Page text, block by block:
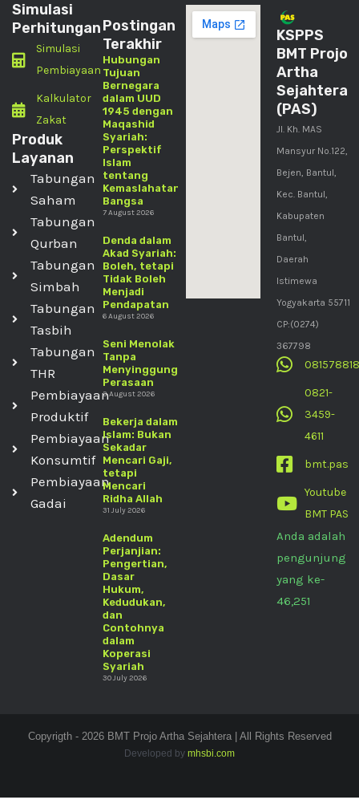
Simulasi
Perhitungan
Simulasi
Pembiayaan
Kalkulator
Zakat
Produk
Layanan
Tabungan
Saham
Tabungan
Qurban
Tabungan
Simbah
Tabungan
Tasbih
Tabungan
THR
Pembiayaan
Produktif
Pembiayaan
Konsumtif
Pembiayaan
Gadai
Postingan
Terakhir
Hubungan
Tujuan
Bernegara
dalam UUD
1945 dengan
Maqashid
Syariah:
Perspektif
Islam
tentang
Kemaslahatan
Bangsa
7 August 2026
Denda dalam
Akad Syariah:
Boleh, tetapi
Tidak Boleh
Menjadi
Pendapatan
6 August 2026
Seni Menolak
Tanpa
Menyinggung
Perasaan
3 August 2026
Bekerja dalam
Islam: Bukan
Sekadar
Mencari Gaji,
tetapi
Mencari
Ridha Allah
31 July 2026
Adendum
Perjanjian:
Pengertian,
Dasar
Hukum,
Kedudukan,
dan
Contohnya
dalam
Koperasi
Syariah
30 July 2026
KSPPS
BMT Projo
Artha
Sejahtera
(PAS)
Jl. Kh. MAS
Mansyur No.122,
Bejen, Bantul,
Kec. Bantul,
Kabupaten
Bantul,
Daerah
Istimewa
Yogyakarta 55711
CP:(0274)
367798
0821-
3459-
4611
bmt.pas
Youtube
BMT PAS
Anda adalah
pengunjung
yang ke-
46,251
Copyrigth - 2026 BMT Projo Artha Sejahtera | All Rights Reserved
Developed by mhsbi.com